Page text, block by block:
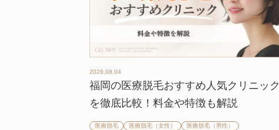
2026.08.04
福岡の医療脱毛おすすめ人気クリニック
を徹底比較！料金や特徴も解説
医療脱毛 医療脱毛（女性） 医療脱毛（男性）